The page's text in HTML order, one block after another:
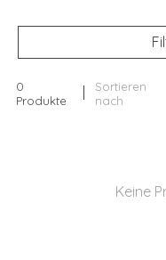
0
Produkte
Sortieren
nach
Keine